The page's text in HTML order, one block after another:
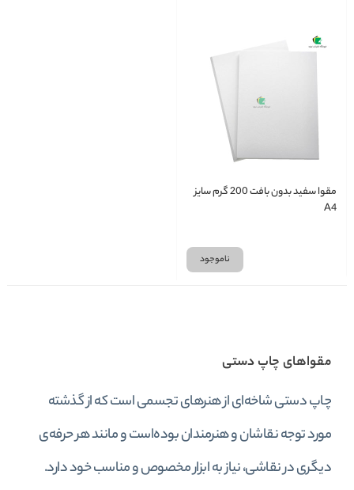
مقوا سفید بدون بافت 200 گرم سایز
A4
ناموجود
مقواهای چاپ دستی
چاپ دستی شاخه‌‌ای از هنرهای تجسمی است که از گذشته
مورد توجه نقاشان و هنرمندان بوده‌است و مانند هر حرفه‌ی
دیگری در نقاشی، نیاز به ابزار مخصوص و مناسب خود دارد.